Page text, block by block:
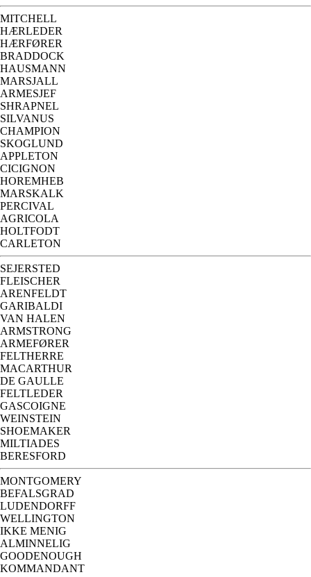
MITCHELL
HÆRLEDER
HÆRFØRER
BRADDOCK
HAUSMANN
MARSJALL
ARMESJEF
SHRAPNEL
SILVANUS
CHAMPION
SKOGLUND
APPLETON
CICIGNON
HOREMHEB
MARSKALK
PERCIVAL
AGRICOLA
HOLTFODT
CARLETON
SEJERSTED
FLEISCHER
ARENFELDT
GARIBALDI
VAN HALEN
ARMSTRONG
ARMEFØRER
FELTHERRE
MACARTHUR
DE GAULLE
FELTLEDER
GASCOIGNE
WEINSTEIN
SHOEMAKER
MILTIADES
BERESFORD
MONTGOMERY
BEFALSGRAD
LUDENDORFF
WELLINGTON
IKKE MENIG
ALMINNELIG
GOODENOUGH
KOMMANDANT